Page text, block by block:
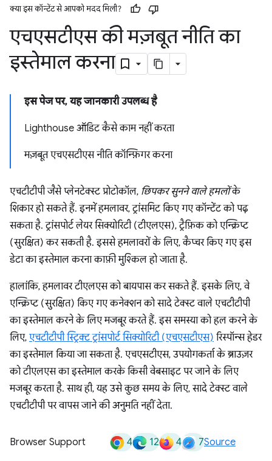
क्या इस कॉन्टेंट से आपको मदद मिली?
एचएसटीएस की मज़बूत नीति का
इस्तेमाल करना
इस पेज पर, यह जानकारी उपलब्ध है
Lighthouse ऑडिट कैसे काम नहीं करता
मज़बूत एचएसटीएस नीति कॉन्फ़िगर करना
एचटीटीपी जैसे प्लेनटेक्स्ट प्रोटोकॉल, छिपकर सुनने वाले हमलोंके
शिकार हो सकते हैं. इनमें हमलावर, ट्रांसमिट किए गए कॉन्टेंट को पढ़
सकता है. ट्रांसपोर्ट लेयर सिक्योरिटी (टीएलएस), ट्रैफ़िक को एन्क्रिप्ट
(सुरक्षित) कर सकती है. इससे हमलावरों के लिए, कैप्चर किए गए इस
डेटा का इस्तेमाल करना काफ़ी मुश्किल हो जाता है.
हालांकि, हमलावर टीएलएस को बायपास कर सकते हैं. इसके लिए, वे
एन्क्रिप्ट (सुरक्षित) किए गए कनेक्शन को सादे टेक्स्ट वाले एचटीटीपी
का इस्तेमाल करने के लिए मजबूर करते हैं. इस समस्या को हल करने के
लिए, एचटीटीपी स्ट्रिक्ट ट्रांसपोर्ट सिक्योरिटी (एचएसटीएस) रिस्पॉन्स हेडर
का इस्तेमाल किया जा सकता है. एचएसटीएस, उपयोगकर्ता के ब्राउज़र
को टीएलएस का इस्तेमाल करके किसी वेबसाइट पर जाने के लिए
मजबूर करता है. साथ ही, यह उसे कुछ समय के लिए, सादे टेक्स्ट वाले
एचटीटीपी पर वापस जाने की अनुमति नहीं देता.
Browser Support 4 12 4 7Source